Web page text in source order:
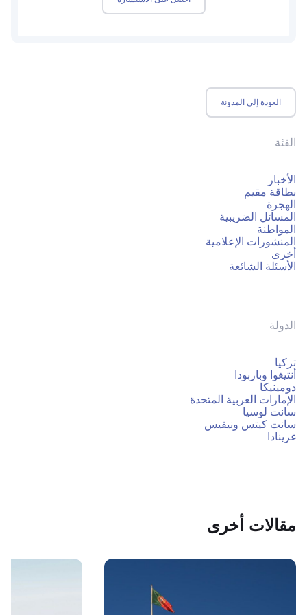
العودة إلى المدونة
الفئة
الأخبار
بطاقة مقيم
الهجرة
المسائل الضريبية
المواطنة
المنشورات الإعلامية
أخرى
الأسئلة الشائعة
الدولة
تركيا
أنتيغوا وباربودا
دومينيكا
الإمارات العربية المتحدة
سانت لوسيا
سانت كيتس ونيفيس
غرينادا
مقالات أخرى